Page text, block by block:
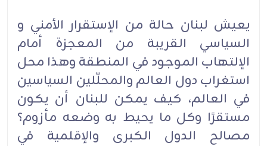
يعيش لبنان حالة من الإستقرار الأمني و
السياسي القريبة من المعجزة أمام
الإلتهاب الموجود في المنطقة وهذا محل
استغراب دول العالم والمحلّلين السياسين
في العالم، كيف يمكن للبنان أن يكون
مستقرًا وكل ما يحيط به وضعه مأزوم؟
مصالح الدول الكبرى والإقلمية في